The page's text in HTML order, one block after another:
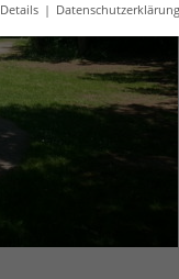
Datenschutzerklärung
und Ihre
Sie Ihre
Technologien auf
während andere
z. B. für
Sie in unserer